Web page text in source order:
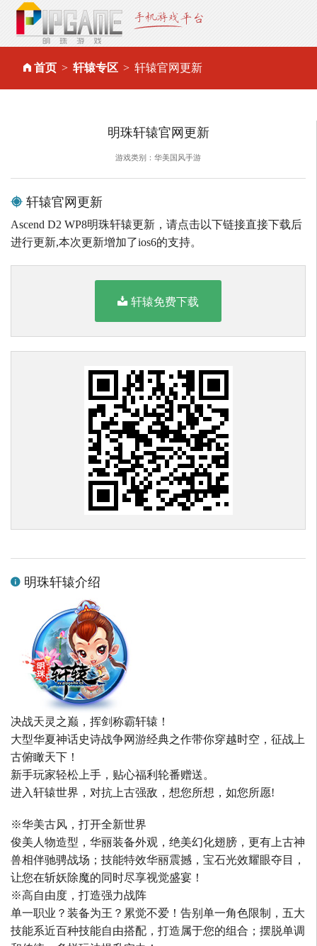
首页 轩辕专区 轩辕官网更新
明珠轩辕官网更新
游戏类别：华美国风手游
轩辕官网更新
Ascend D2 WP8明珠轩辕更新，请点击以下链接直接下载后
进行更新,本次更新增加了ios6的支持。
轩辕免费下载
明珠轩辕介绍
决战天灵之巅，挥剑称霸轩辕！
大型华夏神话史诗战争网游经典之作带你穿越时空，征战上
古俯瞰天下！
新手玩家轻松上手，贴心福利轮番赠送。
进入轩辕世界，对抗上古强敌，想您所想，如您所愿!
※华美古风，打开全新世界
俊美人物造型，华丽装备外观，绝美幻化翅膀，更有上古神
兽相伴驰骋战场；技能特效华丽震撼，宝石光效耀眼夺目，
让您在斩妖除魔的同时尽享视觉盛宴！
※高自由度，打造强力战阵
单一职业？装备为王？累觉不爱！告别单一角色限制，五大
技能系近百种技能自由搭配，打造属于您的组合；摆脱单调